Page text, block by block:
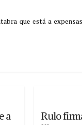
que está a
a
Rulo